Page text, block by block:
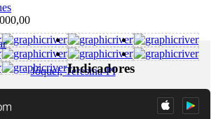
Jóquei, Teresina-PI
-
Indicadores